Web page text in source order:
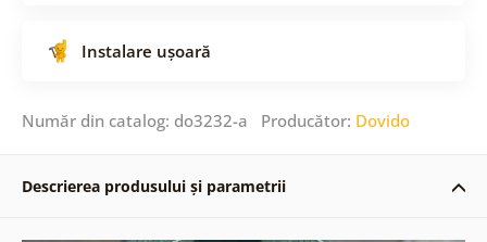
Instalare ușoară
Număr din catalog: do3232-a Producător: Dovido
Descrierea produsului și parametrii